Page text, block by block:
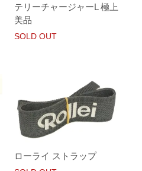
テリーチャージャーL 極上
美品
SOLD OUT
ローライ ストラップ